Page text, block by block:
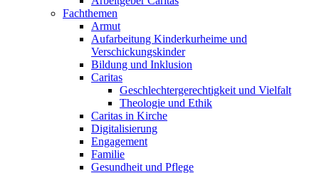
Fachthemen
Armut
Aufarbeitung Kinderkurheime und
Verschickungskinder
Bildung und Inklusion
Caritas
Geschlechtergerechtigkeit und Vielfalt
Theologie und Ethik
Caritas in Kirche
Digitalisierung
Engagement
Familie
Gesundheit und Pflege